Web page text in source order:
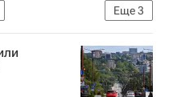
Еще3
Россия